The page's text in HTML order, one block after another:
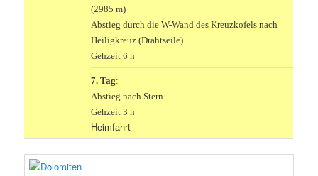
(2985 m)
Abstieg durch die W-Wand des Kreuzkofels nach
Heiligkreuz (Drahtseile)
Gehzeit 6 h
7. Tag:
Abstieg nach Stern
Gehzeit 3 h
Heimfahrt